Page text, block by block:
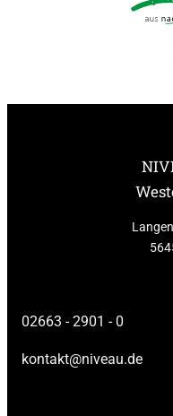
02663 - 2901 - 0
kontakt@niveau.de